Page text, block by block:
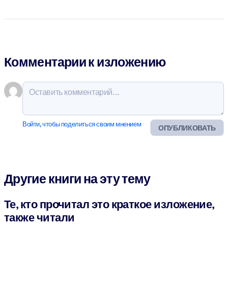
Комментарии к изложению
ОПУБЛИКОВАТЬ
Войти, чтобы поделиться своим мнением
Другие книги на эту тему
Те, кто прочитал это краткое изложение,
также читали